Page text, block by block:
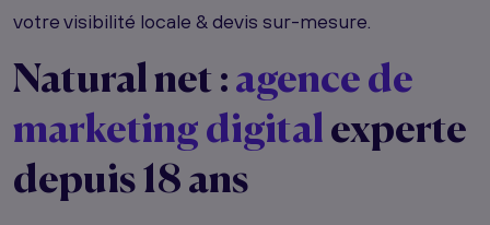
votre visibilité locale & devis sur-mesure.
Natural net : agence de
marketing digital experte
depuis 18 ans